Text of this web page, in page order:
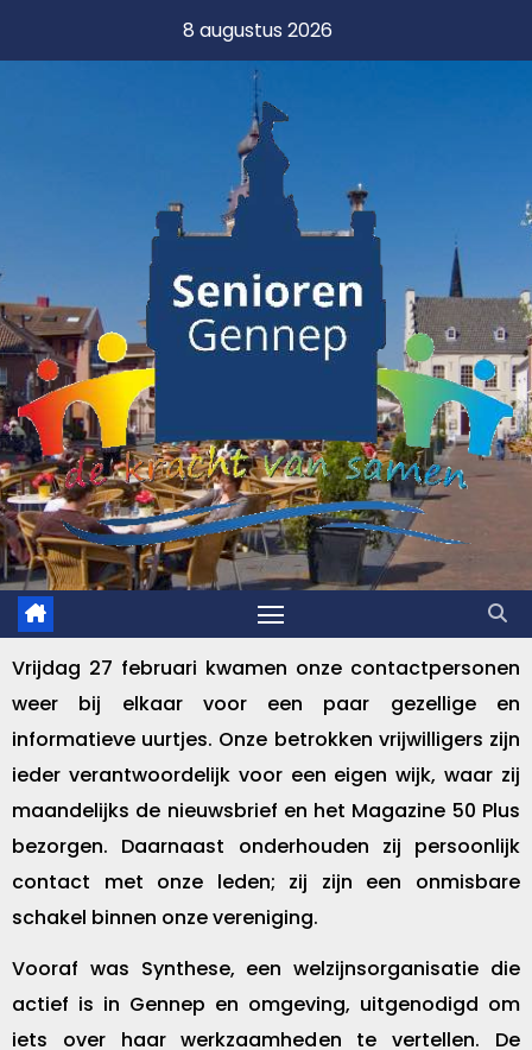
8 augustus 2026
Vrijdag 27 februari kwamen onze contactpersonen
weer bij elkaar voor een paar gezellige en
informatieve uurtjes. Onze betrokken vrijwilligers zijn
ieder verantwoordelijk voor een eigen wijk, waar zij
maandelijks de nieuwsbrief en het Magazine 50 Plus
bezorgen. Daarnaast onderhouden zij persoonlijk
contact met onze leden; zij zijn een onmisbare
schakel binnen onze vereniging.
Vooraf was Synthese, een welzijnsorganisatie die
actief is in Gennep en omgeving, uitgenodigd om
iets over haar werkzaamheden te vertellen. De